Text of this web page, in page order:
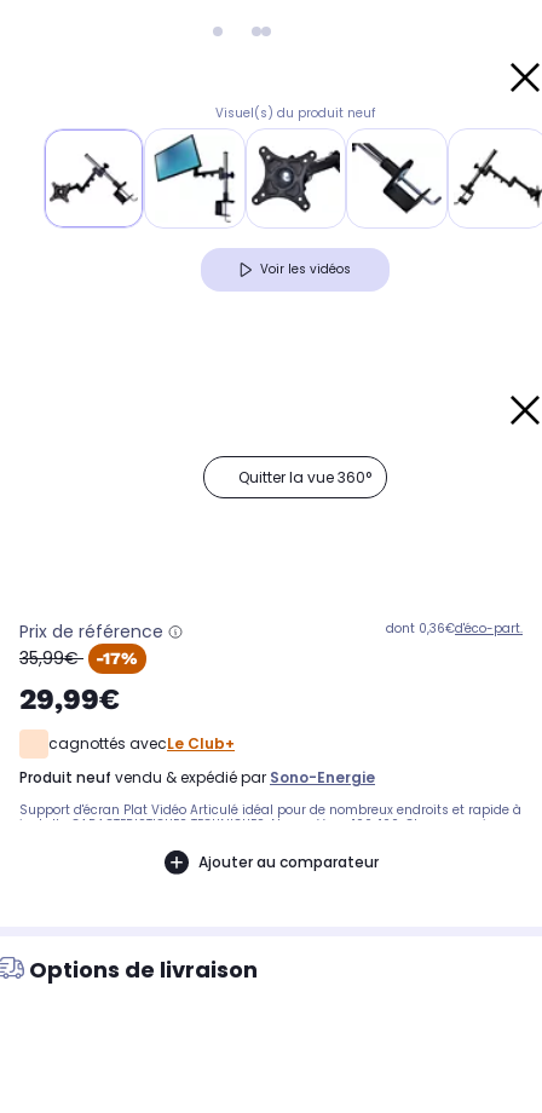
Visuel(s) du produit neuf
Voir les vidéos
Quitter la vue 360°
Prix de référence
oldPrice
35,99€ -17%
29,99€
dont 0,36€d'éco-part.
cagnottés avecLe Club+
produit neuf vendu & expédié par Sono-Energie
Support d'écran Plat Vidéo Articulé idéal pour de nombreux endroits et rapide à
installerCARACTERISTIQUES TECHNIQUES :Norme Vesa 100x100. Charge maximum
de nombreux endroitsDimensions Vesa 100x100Pivote jusqu'à 30 degrésRapide
à installerPour écrans jusqu'à 66cmAjouter au comparateur
Options de livraison